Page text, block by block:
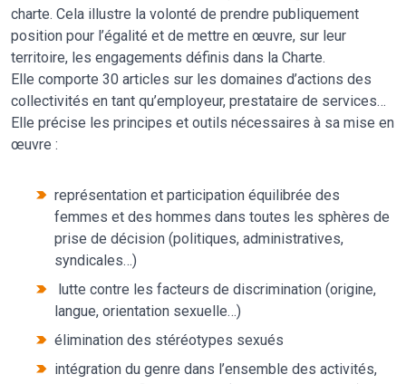
charte. Cela illustre la volonté de prendre publiquement
position pour l’égalité et de mettre en œuvre, sur leur
territoire, les engagements définis dans la Charte.
Elle comporte 30 articles sur les domaines d’actions des
collectivités en tant qu’employeur, prestataire de services…
Elle précise les principes et outils nécessaires à sa mise en
œuvre :
représentation et participation équilibrée des
femmes et des hommes dans toutes les sphères de
prise de décision (politiques, administratives,
syndicales…)
lutte contre les facteurs de discrimination (origine,
langue, orientation sexuelle…)
élimination des stéréotypes sexués
intégration du genre dans l’ensemble des activités,